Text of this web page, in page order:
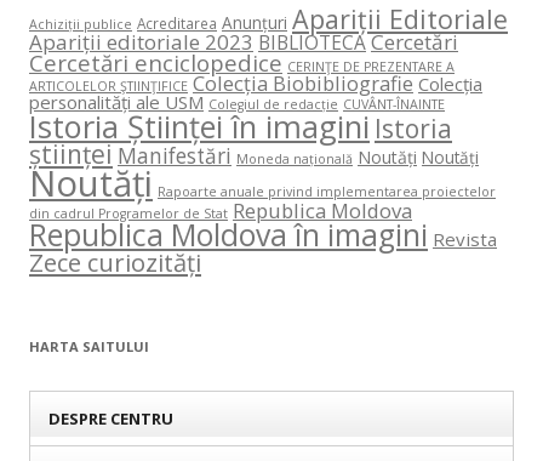
Achiziții publice Acreditarea Anunțuri Apariții Editoriale
Apariții editoriale 2023 BIBLIOTECACercetări
Cercetări enciclopedice CERINŢE DE PREZENTARE A
ARTICOLELOR ŞTIINŢIFICE Colecția Biobibliografie Colecția
personalități ale USM Colegiul de redacție CUVÂNT-ÎNAINTE
Istoria Științei în imagini Istoria
științei Manifestări Moneda națională Noutăți Noutăți
Noutăți Rapoarte anuale privind implementarea proiectelor
din cadrul Programelor de Stat Republica Moldova
Republica Moldova în imagini Revista
Zece curiozități
HARTA SAITULUI
DESPRE CENTRU